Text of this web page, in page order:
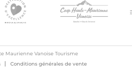
Maurienne Vanoise Tourisme
Conditions générales de vente